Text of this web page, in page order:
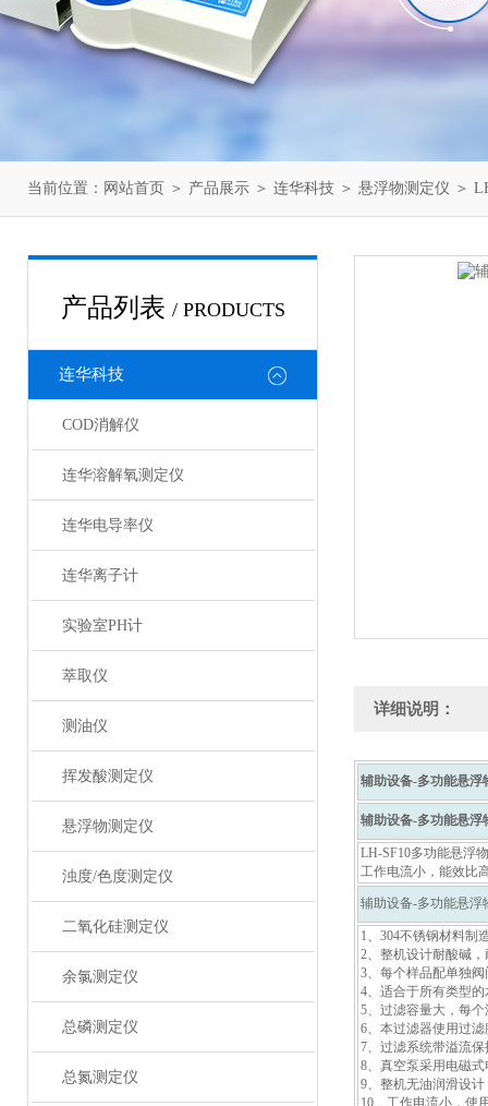
当前位置： 网站首页 ＞ 产品展示 ＞ 连华科技 ＞ 悬浮物测定仪 ＞
产品列表 / PRODUCTS
连华科技
COD消解仪
连华溶解氧测定仪
连华电导率仪
连华离子计
实验室PH计
萃取仪
测油仪
挥发酸测定仪
悬浮物测定仪
浊度/色度测定仪
二氧化硅测定仪
余氯测定仪
总磷测定仪
总氮测定仪
详细说明：
辅助设备-多功能悬浮
辅助设备-多功能悬浮
LH-SF10多功能悬浮
工作电流小，能效比
辅助设备-多功能悬浮
1、304不锈钢材料制
2、整机设计耐酸碱
3、每个样品配单独
4、适合于所有类型
5、过滤容量大，每
6、本过滤器使用过滤
7、过滤系统带溢流
8、真空泵采用电磁
9、整机无油润滑设
10、工作电流小，使